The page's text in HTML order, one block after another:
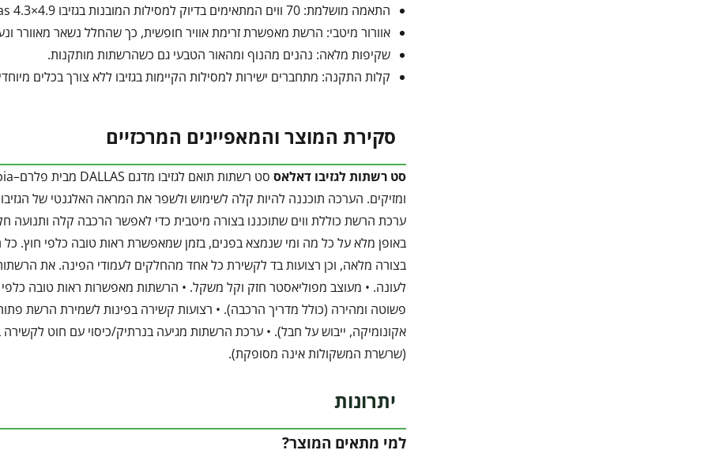
התאמה מושלמת: 70 ווים המתאימים בדיוק למסילות המובנות בגזיבו Dallas 4.3×4.9, ללא צורך בהתקנה מורכבת.
אוורור מיטבי: הרשת מאפשרת זרימת אוויר חופשית, כך שהחלל נשאר מאוורר
שקיפות מלאה: נהנים מהנוף ומהאור הטבעי גם כשהרשתות מותקנות.
קלות התקנה: מתחברים ישירות למסילות הקיימות בגזיבו ללא צורך בכלים
סקירת המוצר והמאפיינים המרכזיים
סט רשתות לגזיבו דאלאס
ומזיקים. הערכה תוכננה להיות קלה לשימוש ולשפר את המראה האלגנטי של
ערכת הרשת כוללת ווים שתוכננו בצורה מיטבית כדי לאפשר הרכבה קלה
באופן מלא על כל מה ומי שנמצא בפנים, בזמן שמאפשרת ראות טובה כלפי חוץ.
בצורה מלאה, וכן רצועות בד לקשירת כל אחד מהחלקים לעמודי הפינה. את
לעונה. • מעוצב מפוליאסטר חזק וקל משקל. • הרשתות מאפשרות ראות טובה כלפי
אקונומיקה, ייבוש על חבל). • ערכת הרשתות מגיעה בנרתיק/כיסוי עם חוט
(שרשרת המשקולות אינה מסופקת).
יתרונות
למי מתאים המוצר?